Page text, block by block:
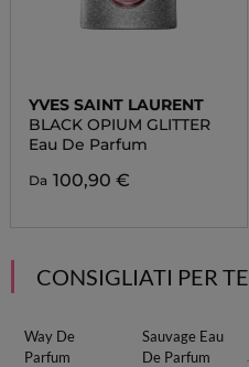
YVES SAINT LAURENT
BLACK OPIUM GLITTER
Eau De Parfum
Da 100,90 €
CONSIGLIATI PER TE
Way De
Parfum
Sauvage Eau
De Parfum